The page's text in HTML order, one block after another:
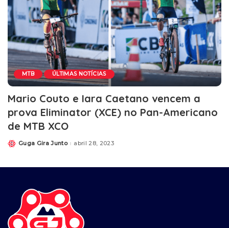
MTB ÚLTIMAS NOTÍCIAS
Mario Couto e Iara Caetano vencem a
prova Eliminator (XCE) no Pan-Americano
de MTB XCO
Guga Gira Junto abril 28, 2023